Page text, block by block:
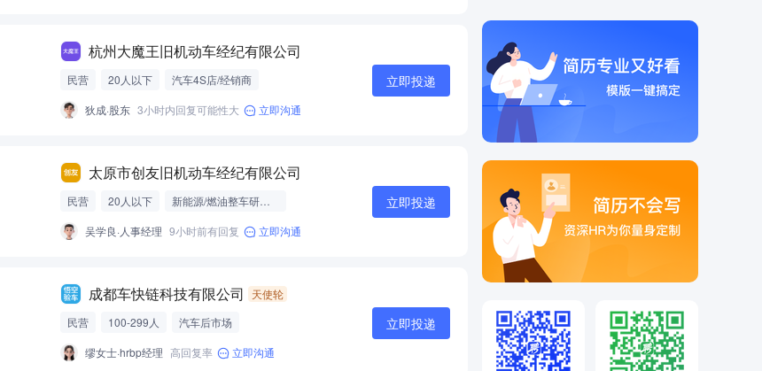
杭州大魔王旧机动车经纪有限公司
民营 20人以下
汽车4S店/经销商
狄成·股东 3小时内回复可能性大 立即沟通
立即投递
太原市创友旧机动车经纪有限公司
民营 20人以下
新能源/燃油整车研发制造
吴学良·人事经理 9小时前有回复 立即沟通
立即投递
成都车快链科技有限公司
天使轮
民营
100-299人
汽车后市场
缪女士·hrbp经理 高回复率 立即沟通
立即投递